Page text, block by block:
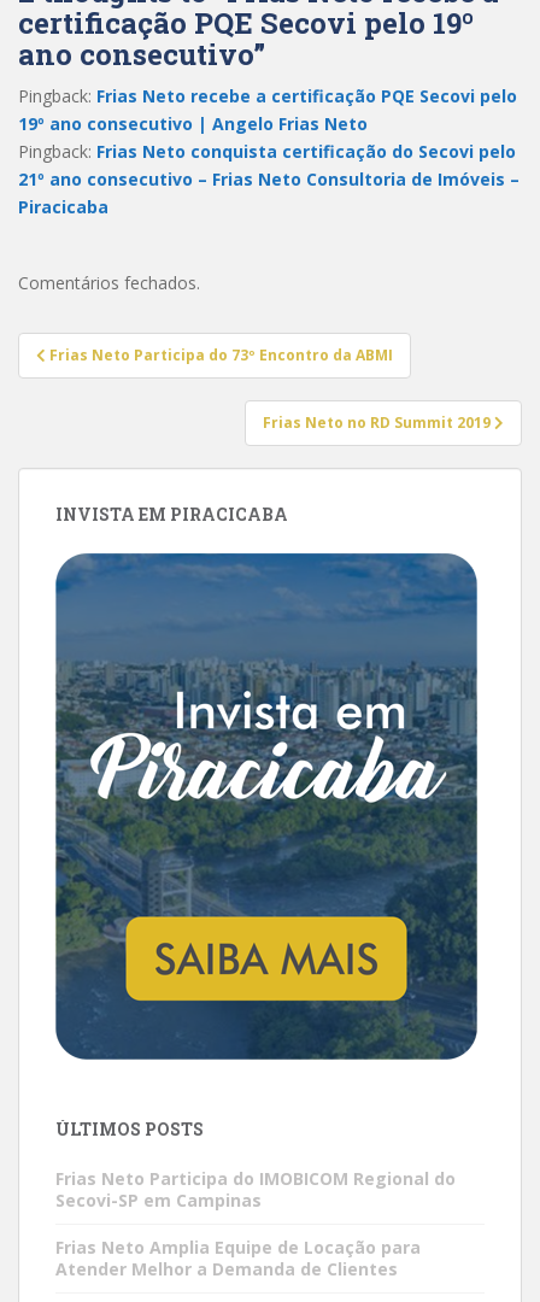
certificação PQE Secovi pelo 19º
ano consecutivo”
Pingback: Frias Neto recebe a certificação PQE Secovi pelo
19º ano consecutivo | Angelo Frias Neto
Pingback: Frias Neto conquista certificação do Secovi pelo
21º ano consecutivo – Frias Neto Consultoria de Imóveis –
Piracicaba
Comentários fechados.
Navegação
de
Frias Neto Participa do 73º Encontro da ABMI
Frias Neto no RD Summit 2019
INVISTA EM PIRACICABA
ÚLTIMOS POSTS
Frias Neto Participa do IMOBICOM Regional do
Secovi-SP em Campinas
Frias Neto Amplia Equipe de Locação para
Atender Melhor a Demanda de Clientes